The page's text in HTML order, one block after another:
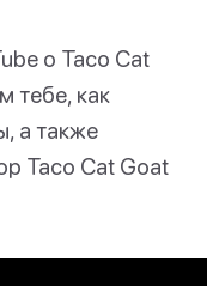
о Taco Cat
тебе, как
а также
Taco Cat Goat